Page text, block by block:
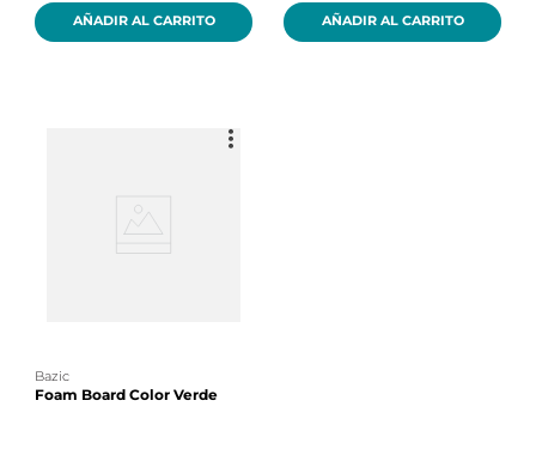
AÑADIR AL CARRITO AÑADIR AL CARRITO
bazic
Foam Board Color Verde